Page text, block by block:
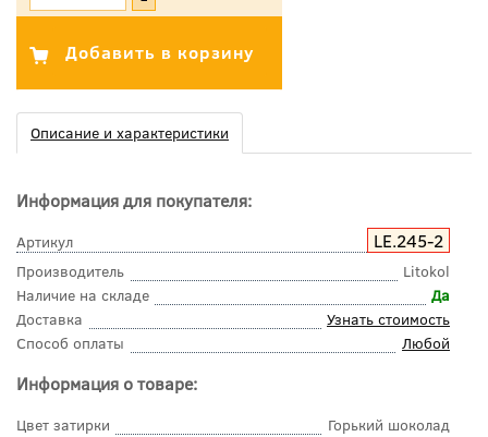
Описание и характеристики
Информация для покупателя:
Артикул LE.245-2
Производитель
Litokol
Наличие на складе
Да
Доставка
Узнать стоимость
Способ оплаты
Любой
Информация о товаре:
Цвет затирки
Горький шоколад